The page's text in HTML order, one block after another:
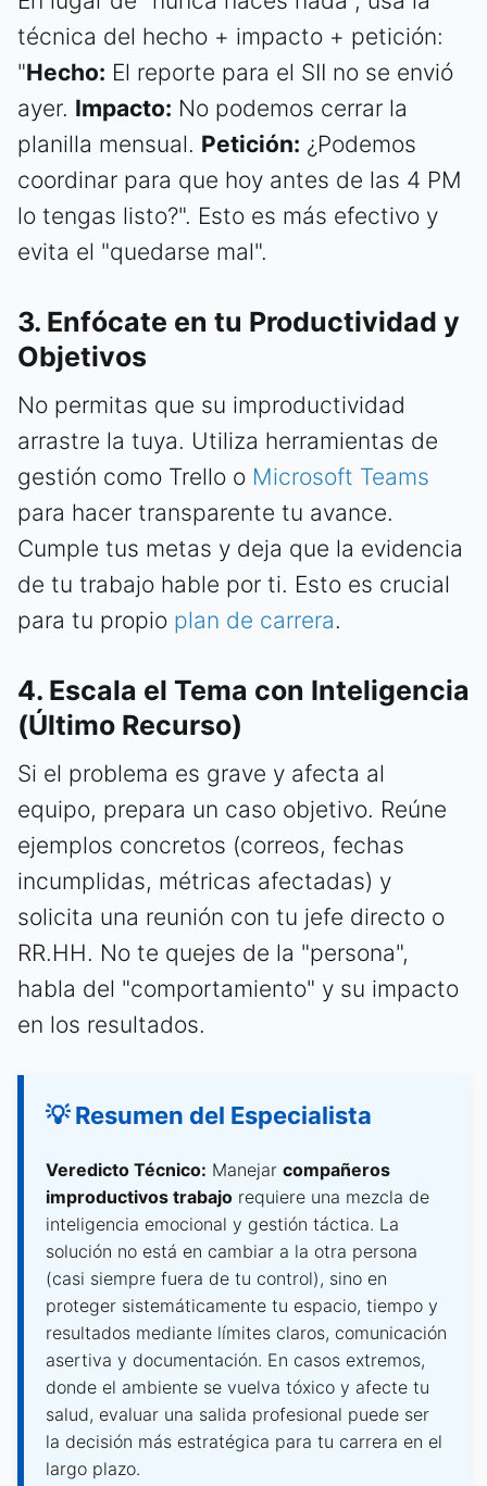
técnica del hecho + impacto + petición:
"Hecho: El reporte para el SII no se envió
ayer. Impacto: No podemos cerrar la
planilla mensual. Petición: ¿Podemos
coordinar para que hoy antes de las 4 PM
lo tengas listo?". Esto es más efectivo y
evita el "quedarse mal".
3. Enfócate en tu Productividad y
Objetivos
No permitas que su improductividad
arrastre la tuya. Utiliza herramientas de
gestión como Trello o Microsoft Teams
para hacer transparente tu avance.
Cumple tus metas y deja que la evidencia
de tu trabajo hable por ti. Esto es crucial
para tu propio plan de carrera.
4. Escala el Tema con Inteligencia
(Último Recurso)
Si el problema es grave y afecta al
equipo, prepara un caso objetivo. Reúne
ejemplos concretos (correos, fechas
incumplidas, métricas afectadas) y
solicita una reunión con tu jefe directo o
RR.HH. No te quejes de la "persona",
habla del "comportamiento" y su impacto
en los resultados.
💡 Resumen del Especialista
Veredicto Técnico: Manejar compañeros
improductivos trabajo requiere una mezcla de
inteligencia emocional y gestión táctica. La
solución no está en cambiar a la otra persona
(casi siempre fuera de tu control), sino en
proteger sistemáticamente tu espacio, tiempo y
resultados mediante límites claros, comunicación
asertiva y documentación. En casos extremos,
donde el ambiente se vuelva tóxico y afecte tu
salud, evaluar una salida profesional puede ser
la decisión más estratégica para tu carrera en el
largo plazo.